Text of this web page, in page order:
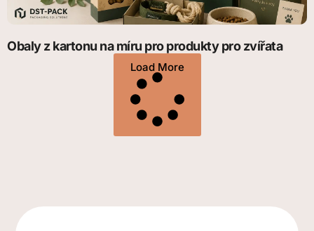
Obaly z kartonu na míru pro produkty pro zvířata
Load More